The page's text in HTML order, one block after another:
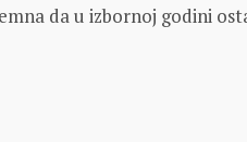
da u izbornoj godini